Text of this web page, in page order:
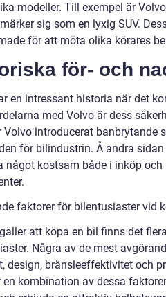
modeller. Till exempel är
sig som en lyxig SUV.
för att möta olika körares
för- och
en intressant historia när det
med Volvo är dess
Volvo introducerat banbrytande
för bilindustrin. Å andra
något kostsam både i inköp
faktorer för bilentusiaster vid
att köpa en bil finns det
Några av de mest
design, bränsleeffektivitet och
en kombination av dessa